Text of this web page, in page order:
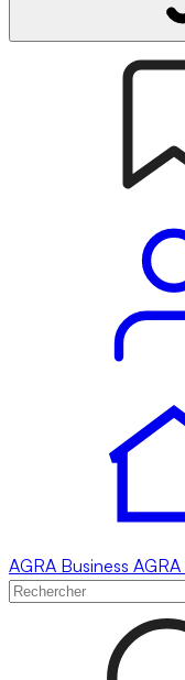
AGRA Business AGRA